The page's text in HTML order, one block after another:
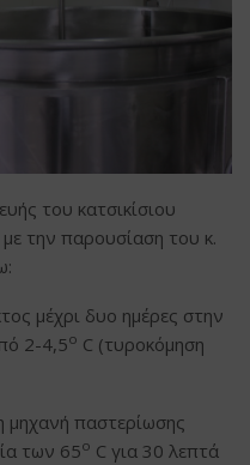
του κατσικίσιου
την παρουσίαση του κ.
μέχρι δυο ημέρες στην
2-4,5ο C (τυροκόμηση
μηχανή παστερίωσης
των 65ο C για 30 λεπτά